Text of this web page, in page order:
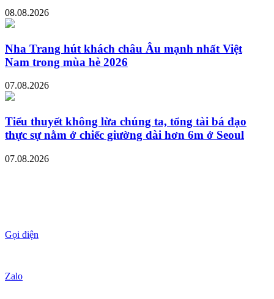
08.08.2026
Nha Trang hút khách châu Âu mạnh nhất Việt
Nam trong mùa hè 2026
07.08.2026
Tiểu thuyết không lừa chúng ta, tổng tài bá đạo
thực sự nằm ở chiếc giường dài hơn 6m ở Seoul
07.08.2026
Gọi điện
Zalo